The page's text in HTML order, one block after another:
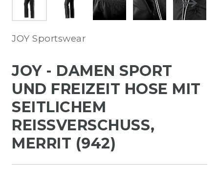
JOY Sportswear
JOY - DAMEN SPORT
UND FREIZEIT HOSE MIT
SEITLICHEM
REISSVERSCHUSS, M
ERRIT (942)